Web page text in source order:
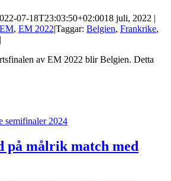
07-18T23:03:50+02:0018 juli, 2022 |
, EM 2022|Taggar: Belgien, Frankrike,
|
av EM 2022 blir Belgien. Detta
på målrik match med